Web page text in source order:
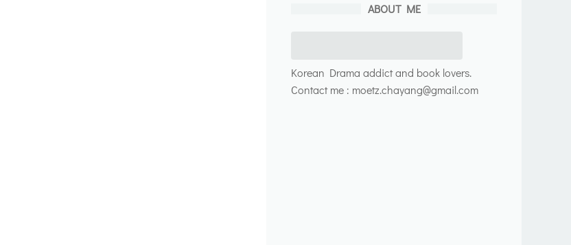
ABOUT ME
Korean Drama addict and book lovers.
Contact me : moetz.chayang@gmail.com